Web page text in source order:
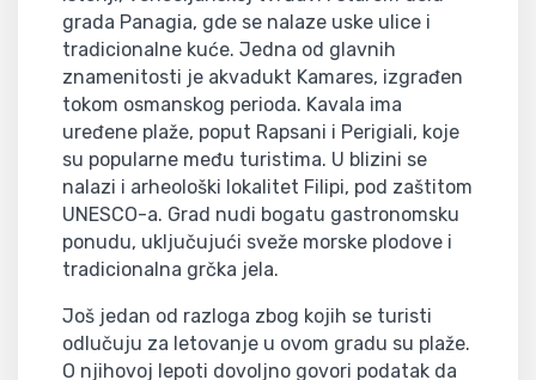
grada Panagia, gde se nalaze uske ulice i
tradicionalne kuće. Jedna od glavnih
znamenitosti je akvadukt Kamares, izgrađen
tokom osmanskog perioda. Kavala ima
uređene plaže, poput Rapsani i Perigiali, koje
su popularne među turistima. U blizini se
nalazi i arheološki lokalitet Filipi, pod zaštitom
UNESCO-a. Grad nudi bogatu gastronomsku
ponudu, uključujući sveže morske plodove i
tradicionalna grčka jela.
Još jedan od razloga zbog kojih se turisti
odlučuju za letovanje u ovom gradu su plaže.
O njihovoj lepoti dovoljno govori podatak da